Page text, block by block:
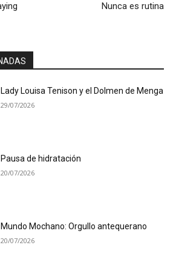
Nunca es rutina
Lady Louisa Tenison y el Dolmen de Menga
29/07/2026
Pausa de hidratación
20/07/2026
Mundo Mochano: Orgullo antequerano
20/07/2026